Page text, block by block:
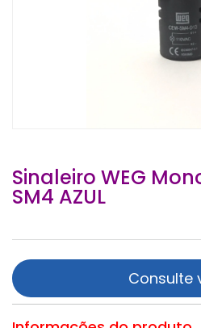
Sinaleiro WEG
SM4 AZUL
Consulte